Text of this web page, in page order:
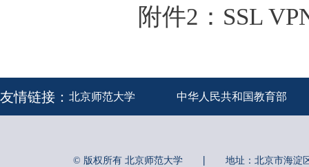
附件2：SSL
友情链接： 北京师范大学 中华人民共和国教育部
© 版权所有 北京师范大学 | 地址：北京市海